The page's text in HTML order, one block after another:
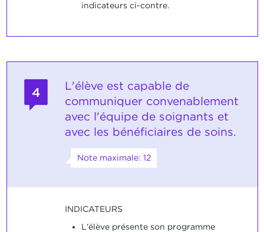
indicateurs ci-contre.
4
L'élève est capable de
communiquer convenablement
avec l'équipe de soignants et
avec les bénéficiaires de soins.
Note maximale: 12
INDICATEURS
L'élève présente son programme